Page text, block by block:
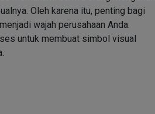
Oleh karena itu, penting bagi
wajah perusahaan Anda.
untuk membuat simbol visual